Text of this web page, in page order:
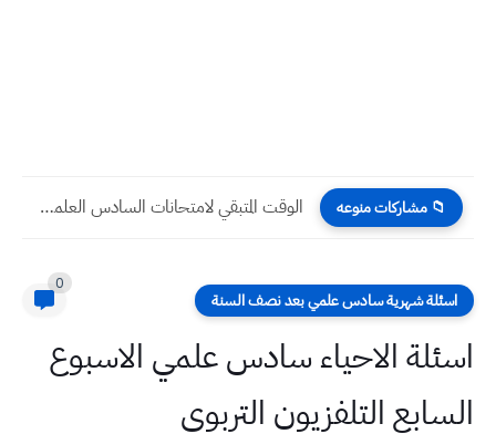
📁 مشاركات منوعه الوقت المتبقي لامتحانات السادس العلمي 2025 الوزارية الدور الأول
اسئلة شهرية سادس علمي بعد نصف السنة
0
اسئلة الاحياء سادس علمي الاسبوع
السابع التلفزيون التربوي